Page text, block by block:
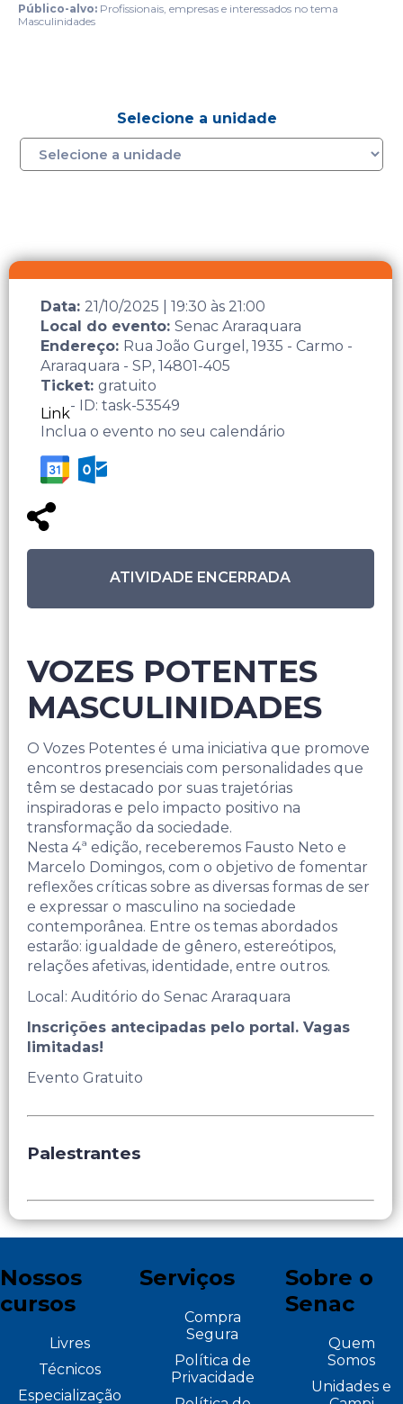
Público-alvo: Profissionais, empresas e interessados no tema
Masculinidades
Selecione a unidade
Data: 21/10/2025 19:30 às 21:00
Local do evento: Senac Araraquara
Endereço: Rua João Gurgel, 1935 - Carmo -
Araraquara - SP, 14801-405
Ticket: gratuito
Link- ID: task-53549
Inclua o evento no seu calendário
ATIVIDADE ENCERRADA
VOZES POTENTES
MASCULINIDADES
O Vozes Potentes é uma iniciativa que promove
encontros presenciais com personalidades que
têm se destacado por suas trajetórias
inspiradoras e pelo impacto positivo na
transformação da sociedade.
Nesta 4ª edição, receberemos Fausto Neto e
Marcelo Domingos, com o objetivo de fomentar
reflexões críticas sobre as diversas formas de ser
e expressar o masculino na sociedade
contemporânea. Entre os temas abordados
estarão: igualdade de gênero, estereótipos,
relações afetivas, identidade, entre outros.
Local: Auditório do Senac Araraquara
Inscrições antecipadas pelo portal. Vagas
limitadas!
Evento Gratuito
Palestrantes
Nossos
cursos
Livres
Técnicos
Especialização
Serviços
Compra
Segura
Política de
Privacidade
Sobre o
Senac
Quem
Somos
Unidades e